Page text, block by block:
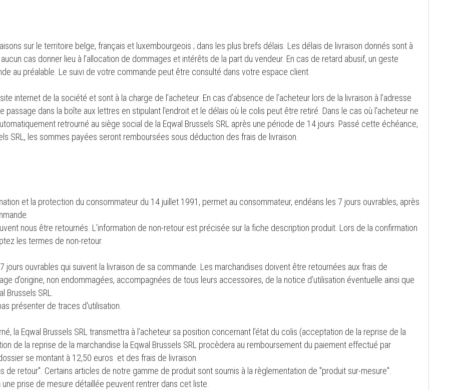
sur le territoire belge, français et luxembourgeois ; dans les plus brefs délais. Les délais de livraison donnés sont à
cas donner lieu à l’allocation de dommages et intérêts de la part du vendeur. En cas de retard abusif, un geste
au préalable. Le suivi de votre commande peut être consulté dans votre espace client.
internet de la société et sont à la charge de l’acheteur. En cas d’absence de l’acheteur lors de la livraison à l’adresse
passage dans la boîte aux lettres en stipulant l'endroit et le délais où le colis peut être retiré. Dans le cas où l'acheteur ne
retrourné au siège social de la Eqwal Brussels SRL après une période de 14 jours. Passé cette échéance,
SRL, les sommes payées seront remboursées sous déduction des frais de livraison.
et la protection du consommateur du 14 juillet 1991, permet au consommateur, endéans les 7 jours ouvrables, après
nous être retournés. L’information de non-retour est précisée sur la fiche description produit. Lors de la confirmation
les termes de non-retour.
jours ouvrables qui suivent la livraison de sa commande. Les marchandises doivent être retournées aux frais de
d’origine, non endommagées, accompagnées de tous leurs accessoires, de la notice d’utilisation éventuelle ainsi que
Brussels SRL.
présenter de traces d'utilisation.
la Eqwal Brussels SRL transmettra à l’acheteur sa position concernant l’état du colis (acceptation de la reprise de la
de la reprise de la marchandise la Eqwal Brussels SRL procèdera au remboursement du paiement effectué par
se montant à 12,50 euros et des frais de livraison.
retour". Certains articles de notre gamme de produit sont soumis à la règlementation de "produit sur-mesure".
prise de mesure détaillée peuvent rentrer dans cet liste.